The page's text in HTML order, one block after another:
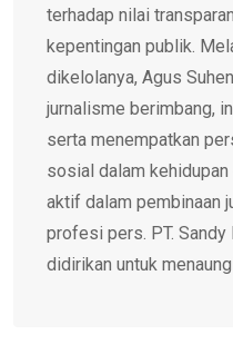
terhadap nilai
kepentingan publik.
dikelolanya, Agus
jurnalisme berimbang,
serta menempatkan
sosial dalam
aktif dalam pembinaan
profesi pers. PT. Sandy
didirikan untuk